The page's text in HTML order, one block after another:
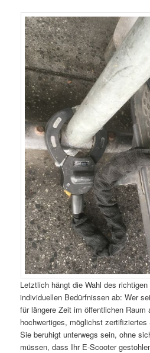
Letztlich hängt die Wahl des
individuellen Bedürfnissen ab: Wer
für längere Zeit im öffentlichen
hochwertiges, möglichst
Sie beruhigt unterwegs sein, ohne
müssen, dass Ihr E-Scooter